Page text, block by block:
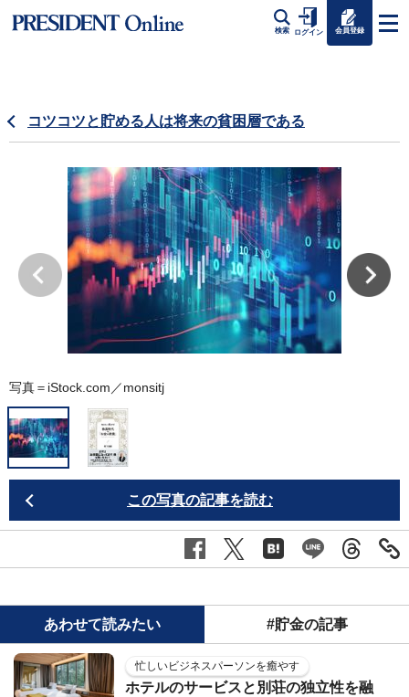
検索 ログイン 会員登録
コツコツと貯める人は将来の貧困層である
写真＝iStock.com／monsitj
この写真の記事を読む
あわせて読みたい #貯金の記事
忙しいビジネスパーソンを癒やす
ホテルのサービスと別荘の独立性を融